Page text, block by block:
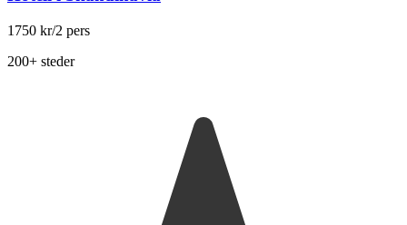
1750 kr/2 pers
200+ steder